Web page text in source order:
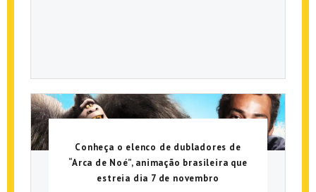
Conheça o elenco de dubladores de
“Arca de Noé”, animação brasileira que
estreia dia 7 de novembro